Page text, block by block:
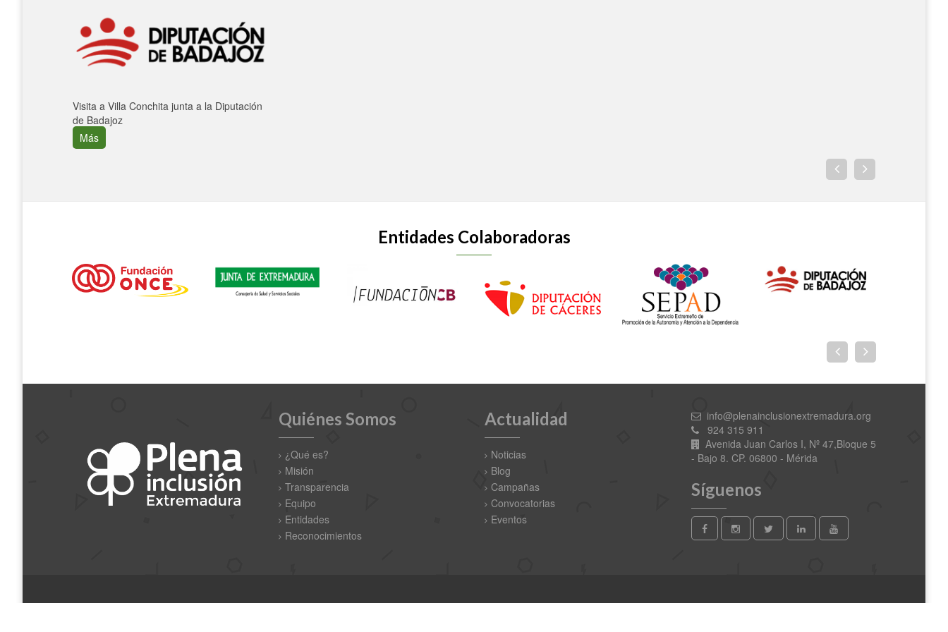
Visita a Villa Conchita junta a la Diputación
de Badajoz
Más
Entidades Colaboradoras
Quiénes Somos
¿Qué es?
Misión
Transparencia
Equipo
Entidades
Reconocimientos
Actualidad
Noticias
Blog
Campañas
Convocatorias
Eventos
info@plenainclusionextremadura.org
924 315 911
Avenida Juan Carlos I, Nº 47,Bloque 5
- Bajo 8. CP. 06800 - Mérida
Síguenos